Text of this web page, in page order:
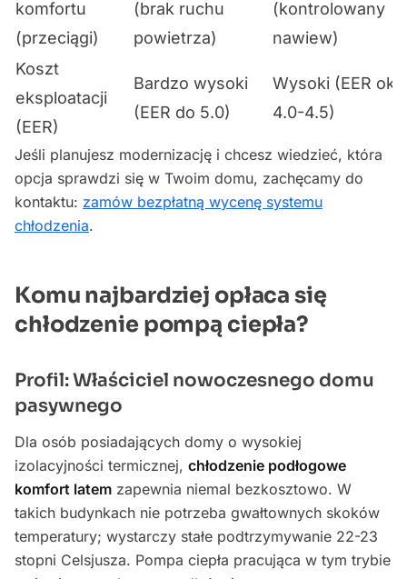
komfortu
(przeciągi)
(brak ruchu
powietrza)
(kontrolowany
nawiew)
Koszt
eksploatacji
(EER)
Bardzo wysoki
(EER do 5.0)
Wysoki (EER ok.
4.0-4.5)
Jeśli planujesz modernizację i chcesz wiedzieć, która
opcja sprawdzi się w Twoim domu, zachęcamy do
kontaktu: zamów bezpłatną wycenę systemu
chłodzenia.
Komu najbardziej opłaca się
chłodzenie pompą ciepła?
Profil: Właściciel nowoczesnego domu
pasywnego
Dla osób posiadających domy o wysokiej
izolacyjności termicznej, chłodzenie podłogowe
komfort latem zapewnia niemal bezkosztowo. W
takich budynkach nie potrzeba gwałtownych skoków
temperatury; wystarczy stałe podtrzymywanie 22-23
stopni Celsjusza. Pompa ciepła pracująca w tym trybie